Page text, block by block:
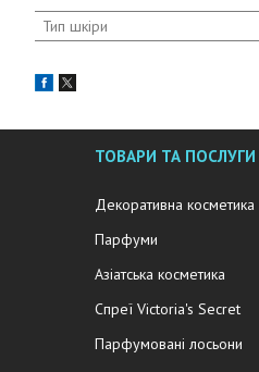
Тип шкіри
ТОВАРИ ТА ПОСЛУГИ
Декоративна косметика
Парфуми
Азіатська косметика
Спреї Victoria's Secret
Парфумовані лосьони